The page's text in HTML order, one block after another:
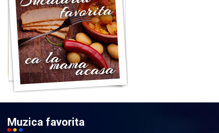
Muzica favorita